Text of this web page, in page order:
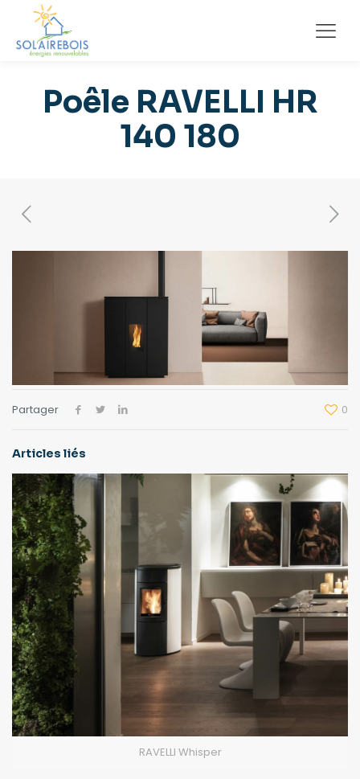
Poêle RAVELLI HR
140 180
Partager 0
Articles liés
RAVELLI Whisper